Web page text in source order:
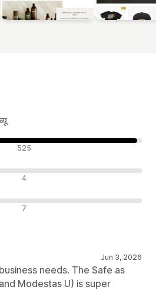
525
4
7
Jun 3, 2026
needs. The Safe as
Modestas U) is super